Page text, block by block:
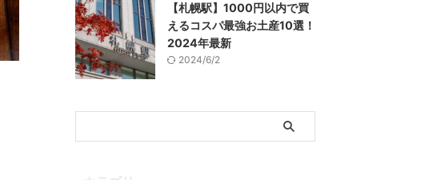
【札幌駅】1000円以内で買
えるコスパ最強お土産10選！
2024年最新
2024/6/2